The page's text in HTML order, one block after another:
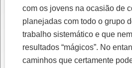
com os jovens na ocasião de
planejadas com todo o grupo
trabalho sistemático e que
resultados “mágicos”. No
caminhos que certamente